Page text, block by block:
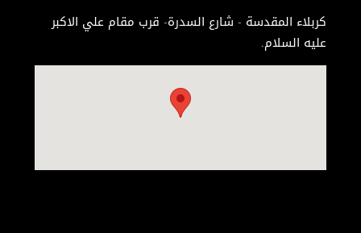
كربلاء المقدسة - شارع السدرة- قرب مقام علي الاكبر
عليه السلام.